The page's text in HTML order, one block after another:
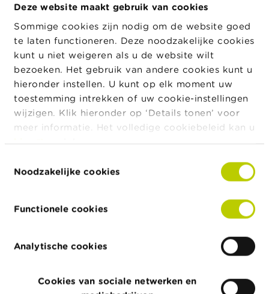
Deze website maakt gebruik van cookies
Sommige cookies zijn nodig om de website goed
te laten functioneren. Deze noodzakelijke cookies
kunt u niet weigeren als u de website wilt
bezoeken. Het gebruik van andere cookies kunt u
hieronder instellen. U kunt op elk moment uw
toestemming intrekken of uw cookie-instellingen
wijzigen. Klik hieronder op ‘Details tonen’ voor
meer informatie. Het volledige cookiebeleid kan u
hier
raadplegen.
Noodzakelijke cookies
Functionele cookies
Analytische cookies
Cookies van sociale netwerken en
inlogprocedure.
De bedrijfsrevisoren die over een Belgische
identiteitskaart (eID) beschikken kunnen nu itsme®
gebruiken om gemakkelijk en veilig verbinding te
maken met de FiMiS-applicatie.
Authenticatie via certificaat (GlobalSign of Isabel)
blijft ook beschikbaar.
Nieuws & Waarschuwingen
AML Newsflash - Voetbalfan ? Ontdek de meest